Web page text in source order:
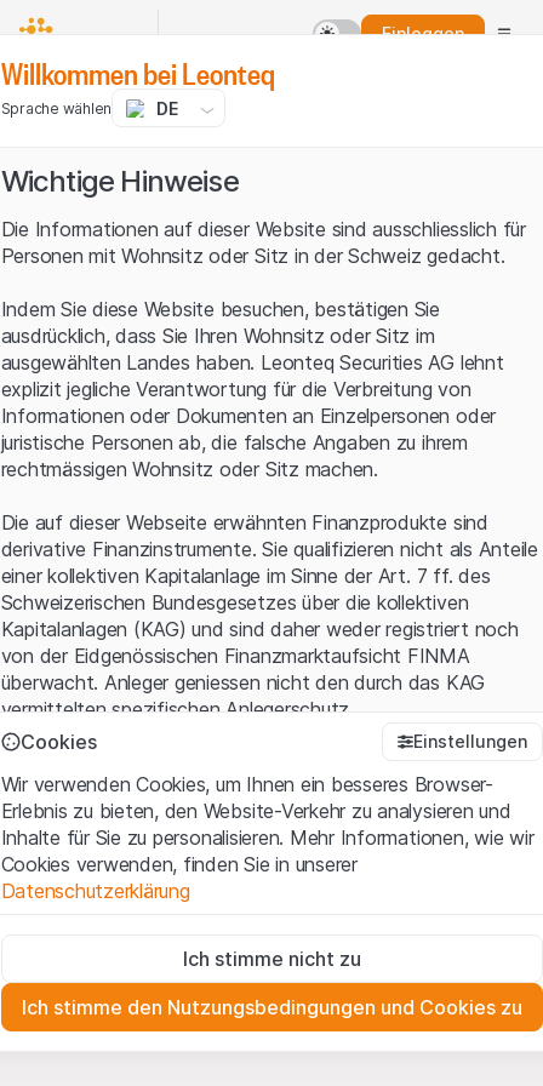
Einloggen
Willkommen bei Leonteq
Sprache wählen DE
Wichtige Hinweise
Die Informationen auf dieser Website sind ausschliesslich für
Personen mit Wohnsitz oder Sitz in der Schweiz gedacht.
Indem Sie diese Website besuchen, bestätigen Sie
ausdrücklich, dass Sie Ihren Wohnsitz oder Sitz im
ausgewählten Landes haben. Leonteq Securities AG lehnt
explizit jegliche Verantwortung für die Verbreitung von
Informationen oder Dokumenten an Einzelpersonen oder
juristische Personen ab, die falsche Angaben zu ihrem
rechtmässigen Wohnsitz oder Sitz machen.
Die auf dieser Webseite erwähnten Finanzprodukte sind
derivative Finanzinstrumente. Sie qualifizieren nicht als Anteile
einer kollektiven Kapitalanlage im Sinne der Art. 7 ff. des
Schweizerischen Bundesgesetzes über die kollektiven
Kapitalanlagen (KAG) und sind daher weder registriert noch
von der Eidgenössischen Finanzmarktaufsicht FINMA
überwacht. Anleger geniessen nicht den durch das KAG
vermittelten spezifischen Anlegerschutz.
Mit dem Zugriff auf diese Website der Leonteq Securities AG
(die "Website") erklären Sie, dass Sie die rechtlichen
Informationen und die wichtigen Hinweise und
Nutzungsbedingungenverstanden haben und akzeptieren.
Wenn Sie mit den Nutzungsbedingungen nicht einverstanden
Sämtliche Immaterialgüterrechte (wie z.B. Urheber¬, Design¬
und Markenrechte) an dem auf der Website enthaltenen
Material liegen bei Leonteq Securities AG oder Plattform-
Cookies Einstellungen
Wir verwenden Cookies, um Ihnen ein besseres Browser-
Erlebnis zu bieten, den Website-Verkehr zu analysieren und
Inhalte für Sie zu personalisieren. Mehr Informationen, wie wir
Cookies verwenden, finden Sie in unserer
Datenschutzerklärung
Diese Cookies sind für die Website erforderlich und können nicht
deaktiviert werden.
Zu Analysezwecken
Diese Cookies verfolgen die Interaktionen der Website-
Ich stimme nicht zu
Ich stimme den Nutzungsbedingungen und Cookies zu